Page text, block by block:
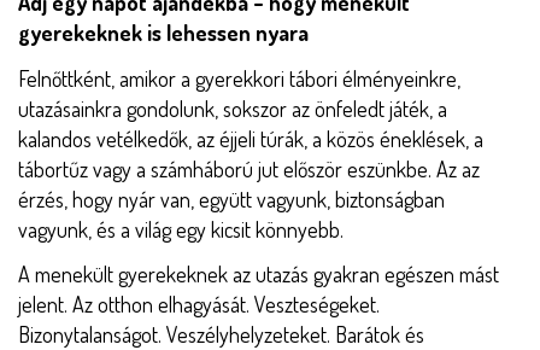
gyerekeknek is lehessen nyara
Felnőttként, amikor a gyerekkori tábori élményeinkre,
utazásainkra gondolunk, sokszor az önfeledt játék, a
kalandos vetélkedők, az éjjeli túrák, a közös éneklések, a
tábortűz vagy a számháború jut először eszünkbe. Az az
érzés, hogy nyár van, együtt vagyunk, biztonságban
vagyunk, és a világ egy kicsit könnyebb.
A menekült gyerekeknek az utazás gyakran egészen mást
jelent. Az otthon elhagyását. Veszteségeket.
Bizonytalanságot. Veszélyhelyzeteket. Barátok és